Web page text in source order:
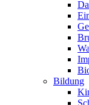
Bildung